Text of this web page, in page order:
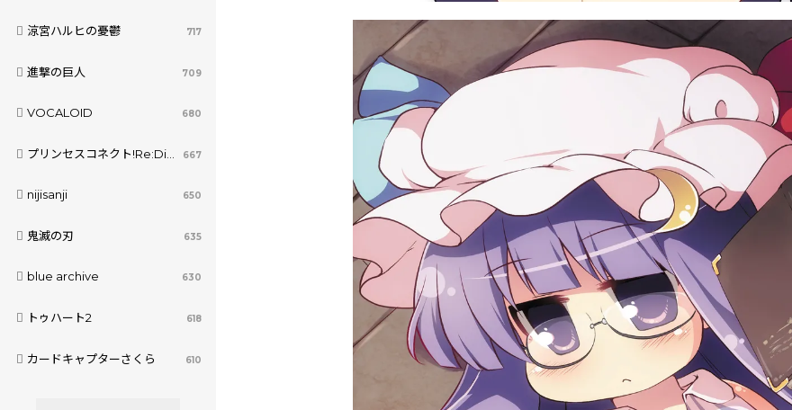
涼宮ハルヒの憂鬱 717
進撃の巨人 709
VOCALOID 680
プリンセスコネクト!Re:Dive 667
nijisanji 650
鬼滅の刃 635
blue archive 630
トゥハート2 618
カードキャプターさくら 610